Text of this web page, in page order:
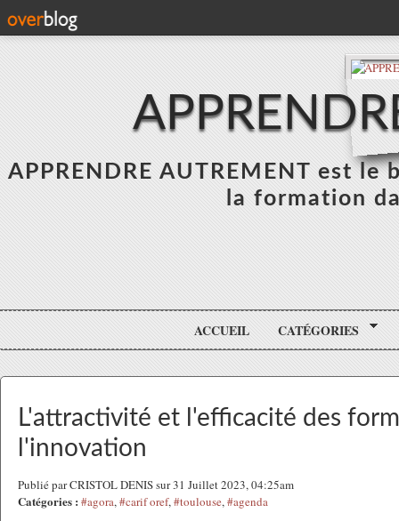
APPRENDRE AUTREMENT est
la formation
ACCUEIL CATÉGORIES
L'attractivité et l'efficacité des
l'innovation
Publié par CRISTOL DENIS sur 31 Juillet 2023, 04:25am
Catégories : #agora,#carif oref,#toulouse,#agenda